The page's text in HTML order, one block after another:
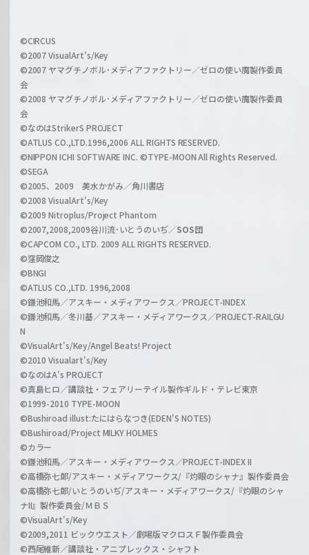
a
r
z
i
l
h
a
n
l
©CIRCUS
©2007 VisualArt's/Key
©2007 ヤマグチノボル･メディアファクトリー／ゼロの使い魔製作委員
会
©2008 ヤマグチノボル･メディアファクトリー／ゼロの使い魔製作委員
会
©なのはStrikerS PROJECT
©ATLUS CO.,LTD.1996,2006 ALL RIGHTS RESERVED.
©NIPPON ICHI SOFTWARE INC. ©TYPE-MOON All Rights Reserved.
©SEGA
©2005、2009 美水かがみ／角川書店
©2008 VisualArt's/Key
©2009 Nitroplus/Project Phantom
©2007,2008,2009谷川流･いとうのいぢ／SOS団
©CAPCOM CO., LTD. 2009 ALL RIGHTS RESERVED.
©窪岡俊之
©BNGI
©ATLUS CO.,LTD. 1996,2008
©鎌池和馬／アスキー・メディアワークス／PROJECT-INDEX
©鎌池和馬／冬川基／アスキー・メディアワークス／PROJECT-RAILGU
N
©VisualArt's/Key/Angel Beats! Project
©2010 Visualart's/Key
©なのはA's PROJECT
©真島ヒロ／講談社・フェアリーテイル製作ギルド・テレビ東京
©1999-2010 TYPE-MOON
©Bushiroad illust:たにはらなつき(EDEN'S NOTES)
©Bushiroad/Project MILKY HOLMES
©カラー
©鎌池和馬／アスキー・メディアワークス／PROJECT-INDEX II
©高橋弥七郎/アスキー・メディアワークス/『灼眼のシャナ』製作委員会
©高橋弥七郎/いとうのいぢ/アスキー・メディアワークス/『灼眼のシャ
ナII』製作委員会/ＭＢＳ
©VisualArt's/Key
©2009,2011 ビックウエスト／劇場版マクロスＦ製作委員会
©西尾維新／講談社・アニプレックス・シャフト